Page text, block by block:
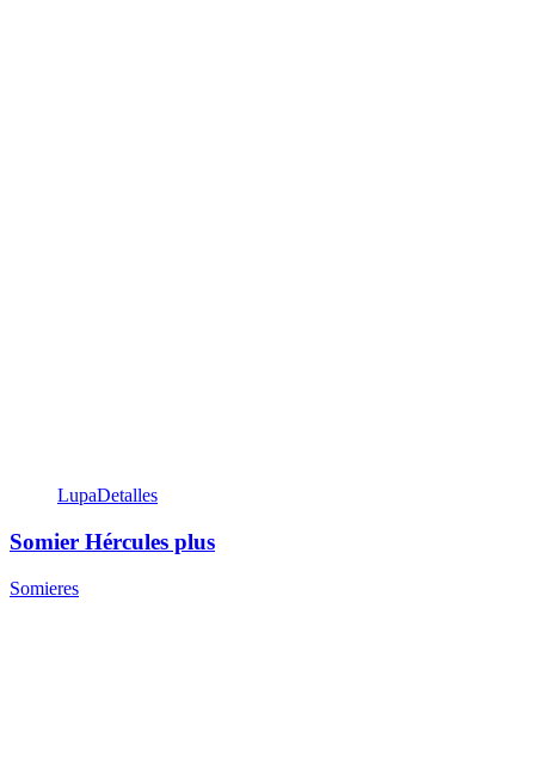
LupaDetalles
Somier Hércules plus
Somieres